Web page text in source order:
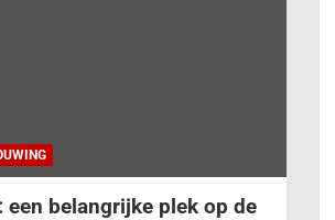
een belangrijke plek op de